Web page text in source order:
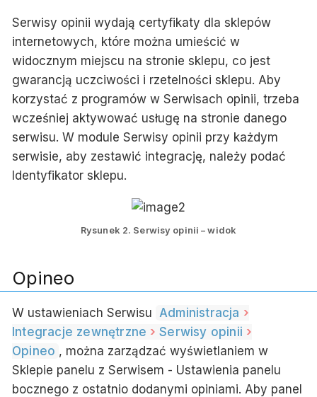
Serwisy opinii wydają certyfikaty dla sklepów
internetowych, które można umieścić w
widocznym miejscu na stronie sklepu, co jest
gwarancją uczciwości i rzetelności sklepu. Aby
korzystać z programów w Serwisach opinii, trzeba
wcześniej aktywować usługę na stronie danego
serwisu. W module Serwisy opinii przy każdym
serwisie, aby zestawić integrację, należy podać
Identyfikator sklepu.
Rysunek 2. Serwisy opinii – widok
Opineo
W ustawieniach Serwisu Administracja
Integracje zewnętrzne
Serwisy opinii
Opineo , można zarządzać wyświetlaniem w
Sklepie panelu z Serwisem - Ustawienia panelu
bocznego z ostatnio dodanymi opiniami. Aby panel